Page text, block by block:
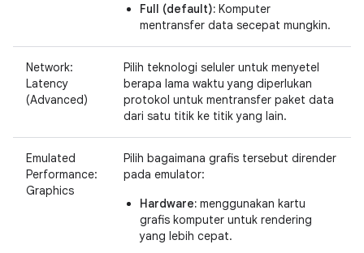
Full (default): Komputer
mentransfer data secepat mungkin.
Network:
Latency
(Advanced)
Pilih teknologi seluler untuk menyetel
berapa lama waktu yang diperlukan
protokol untuk mentransfer paket data
dari satu titik ke titik yang lain.
Emulated
Performance:
Graphics
Pilih bagaimana grafis tersebut dirender
pada emulator:
Hardware: menggunakan kartu
grafis komputer untuk rendering
yang lebih cepat.